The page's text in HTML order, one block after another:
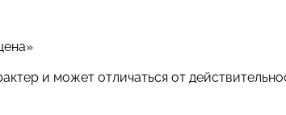
и может отличаться от